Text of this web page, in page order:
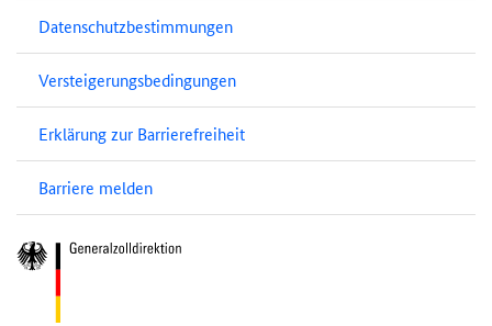
Datenschutzbestimmungen
Versteigerungsbedingungen
Erklärung zur Barrierefreiheit
Barriere melden